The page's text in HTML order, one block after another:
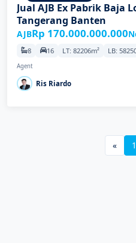
Jual AJB Ex Pabrik Baja
Tangerang Banten
AJBRp 170.000.000.000
8 16 LT: 82206m² LB:
Agent
Ris Riardo
« 1